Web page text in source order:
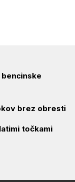
brez obresti
točkami